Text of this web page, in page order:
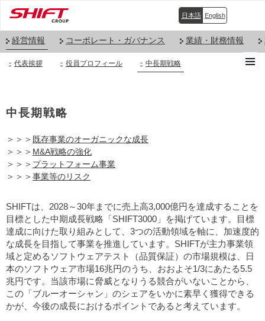
日本語 English
経営情報 コーポレート・ガバナンス 業績・財務情報
代表挨拶 役員プロフィール 中長期戦略
中長期戦略
＞＞＞ 既存事業のオーガニックな成長
＞＞＞ M&A戦略の強化
＞＞＞ プラットフォーム事業
＞＞＞ 事業等のリスク
SHIFTは、2028～30年までに売上高3,000億円を達成することを
目標とした中期成長戦略「SHIFT3000」を掲げています。目標
達成に向けた取り組みとして、3つの活動領域を軸に、加速度的
な成長を目指して事業を推進しています。SHIFTが主力事業領
域と定めるソフトウェアテスト（品質保証）の市場規模は、日
本のソフトウェア市場16兆円のうち、おおよそ1/3にあたる5.5
兆円です。当該市場に脅威となりうる競合がいないことから、
この「ブルーオーシャン」のシェアをいかに素早く獲得できる
かが、今後の成長におけるポイントであると考えています。